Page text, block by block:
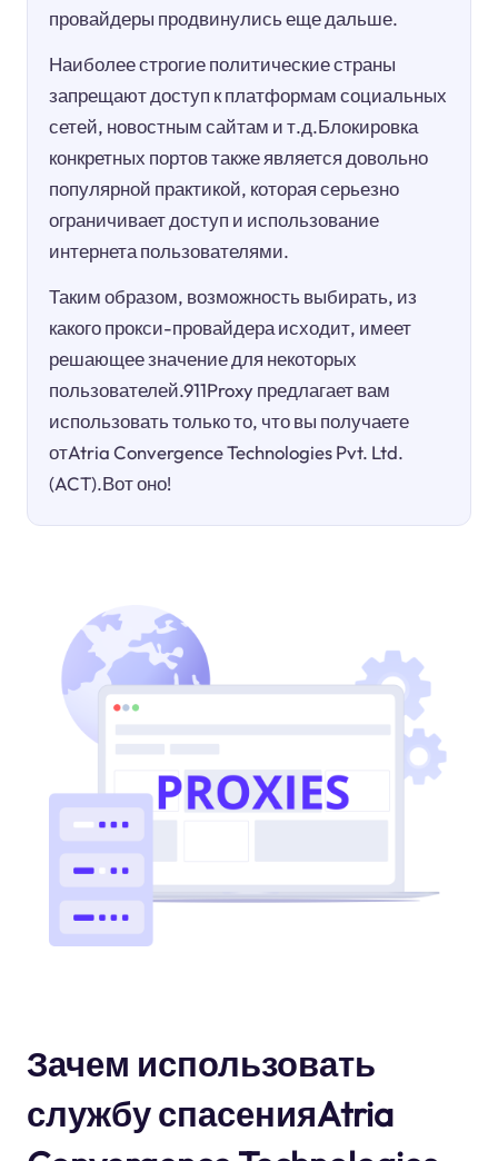
провайдеры продвинулись еще дальше.
Наиболее строгие политические страны
запрещают доступ к платформам социальных
сетей, новостным сайтам и т.д.Блокировка
конкретных портов также является довольно
популярной практикой, которая серьезно
ограничивает доступ и использование
интернета пользователями.
Таким образом, возможность выбирать, из
какого прокси-провайдера исходит, имеет
решающее значение для некоторых
пользователей.911Proxy предлагает вам
использовать только то, что вы получаете
отAtria Convergence Technologies Pvt. Ltd.
(ACT).Вот оно!
Зачем использовать
службу спасенияAtria